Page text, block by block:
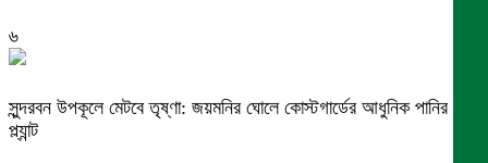
৬
সুন্দরবন উপকূলে মেটবে তৃষ্ণা: জয়মনির ঘোলে কোস্টগার্ডের আধুনিক পানির
প্ল্যান্ট